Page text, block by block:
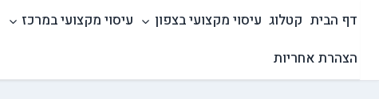
content
דף הבית קטלוג עיסוי מקצועי בצפון עיסוי מקצועי במרכז
הצהרת אחריות